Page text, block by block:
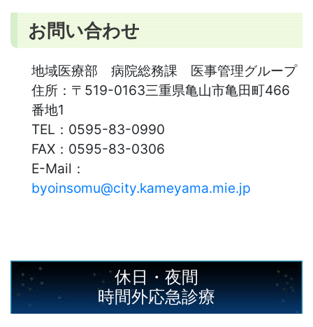
休日・夜間
時間外応急診療
お問い合わせ
地域医療部 病院総務課 医事管理グループ
住所： 〒519-0163三重県亀山市亀田町466
番地1
TEL： 0595-83-0990
FAX： 0595-83-0306
E-Mail：
byoinsomu@city.kameyama.mie.jp